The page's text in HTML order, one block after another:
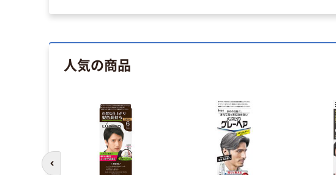
人気の商品
前のスライドへ